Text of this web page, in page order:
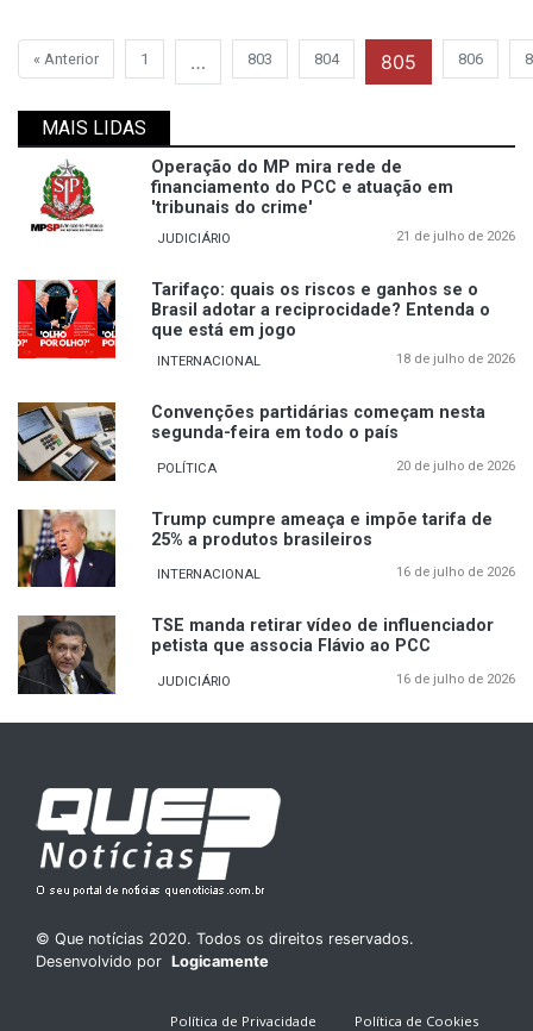
« Anterior 1 … 803 804 805 806
MAIS LIDAS
Operação do MP mira rede de
financiamento do PCC e atuação em
'tribunais do crime'
JUDICIÁRIO 21 de julho de 2026
Tarifaço: quais os riscos e ganhos se o
Brasil adotar a reciprocidade? Entenda o
que está em jogo
INTERNACIONAL 18 de julho de 2026
Convenções partidárias começam nesta
segunda-feira em todo o país
POLÍTICA 20 de julho de 2026
Trump cumpre ameaça e impõe tarifa de
25% a produtos brasileiros
INTERNACIONAL 16 de julho de 2026
TSE manda retirar vídeo de influenciador
petista que associa Flávio ao PCC
JUDICIÁRIO 16 de julho de 2026
© Que notícias 2020. Todos os direitos reservados.
Desenvolvido por Logicamente
Política de Privacidade Política de Cookies